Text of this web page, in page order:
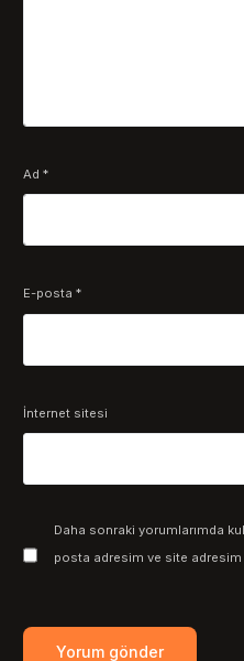
Ad*
E-posta*
İnternet sitesi
Daha sonraki yorumlarımda
posta adresim ve site adresim